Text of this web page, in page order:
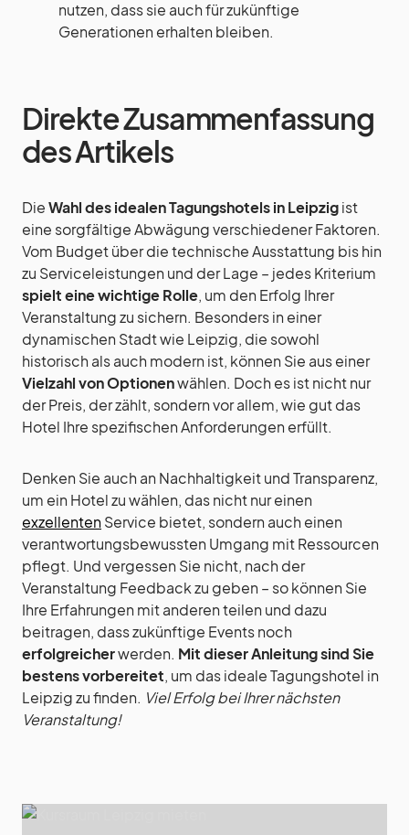
nutzen, dass sie auch für zukünftige
Generationen erhalten bleiben.
Direkte Zusammenfassung
des Artikels
DieWahl des idealen Tagungshotels in Leipzigist
eine sorgfältige Abwägung verschiedener Faktoren.
Vom Budget über die technische Ausstattung bis hin
zu Serviceleistungen und der Lage – jedes Kriterium
spielt eine wichtige Rolle, um den Erfolg Ihrer
Veranstaltung zu sichern. Besonders in einer
dynamischen Stadt wie Leipzig, die sowohl
historisch als auch modern ist, können Sie aus einer
Vielzahl von Optionenwählen. Doch es ist nicht nur
der Preis, der zählt, sondern vor allem, wie gut das
Hotel Ihre spezifischen Anforderungen erfüllt.
Denken Sie auch an Nachhaltigkeit und Transparenz,
um ein Hotel zu wählen, das nicht nur einen
exzellentenService bietet, sondern auch einen
verantwortungsbewussten Umgang mit Ressourcen
pflegt. Und vergessen Sie nicht, nach der
Veranstaltung Feedback zu geben – so können Sie
Ihre Erfahrungen mit anderen teilen und dazu
beitragen, dass zukünftige Events noch
erfolgreicherwerden. Mit dieser Anleitung sind Sie
bestens vorbereitet, um das ideale Tagungshotel in
Leipzig zu finden. Viel Erfolg bei Ihrer nächsten
Veranstaltung!